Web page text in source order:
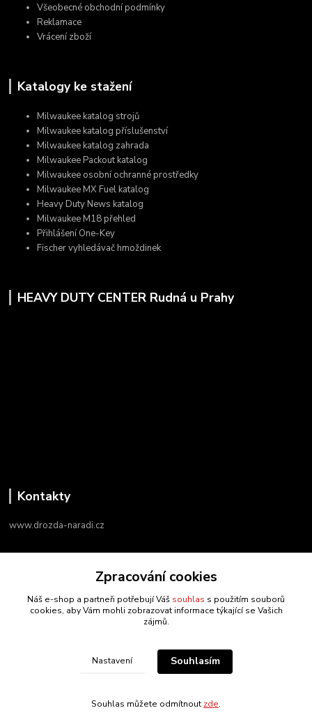
Všeobecné obchodní podmínky
Reklamace
Vrácení zboží
Katalogy ke stažení
Milwaukee katalog strojů
Milwaukee katalog příslušenství
Milwaukee katalog zahrada
Milwaukee Packout katalog
Milwaukee osobní ochranné prostředky
Milwaukee MX Fuel katalog
Heavy Duty News katalog
Milwaukee M18 přehled
Přihlášení One-Key
Fischer vyhledávač hmoždinek
HEAVY DUTY CENTER Rudná u Prahy
Kontakty
www.drozda-naradi.cz
info@drozda-naradi.cz
drozda-naradi.cz
Zpracování cookies
Náš e-shop a partneři potřebují Váš souhlas s použitím souborů
cookies, aby Vám mohli zobrazovat informace týkající se Vašich
zájmů.
Nastavení Souhlasím
Souhlas můžete odmítnout zde.